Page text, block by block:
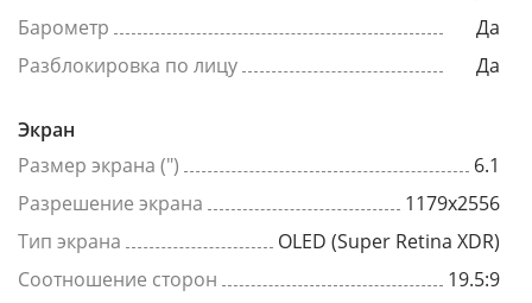
Барометр
Да
Разблокировка по лицу
Да
Экран
Размер экрана (")
6.1
Разрешение экрана
1179x2556
Тип экрана
OLED (Super Retina XDR)
Соотношение сторон
19.5:9